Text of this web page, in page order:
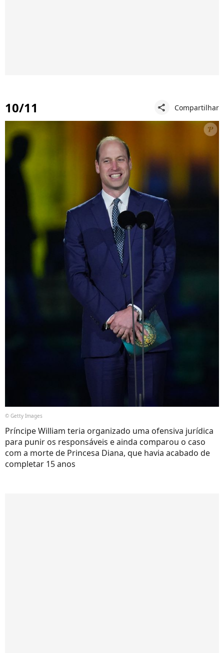
10/11 share Compartilhar
© Getty Images
Príncipe William teria organizado uma ofensiva jurídica
para punir os responsáveis e ainda comparou o caso
com a morte de Princesa Diana, que havia acabado de
completar 15 anos